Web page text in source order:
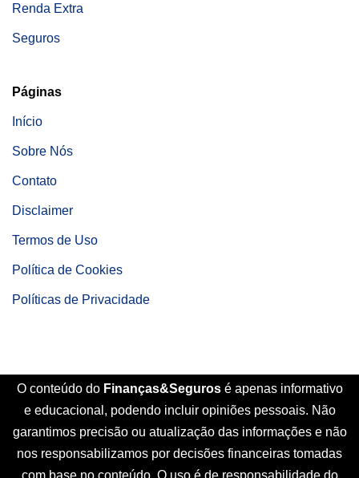
Renda Extra
Seguros
Páginas
Início
Sobre Nós
Contato
Disclaimer
Termos de Uso
Política de Cookies
Políticas de Privacidade
O conteúdo do Finanças&Seguros é apenas informativo
e educacional, podendo incluir opiniões pessoais. Não
garantimos precisão ou atualização das informações e não
nos responsabilizamos por decisões financeiras tomadas
com base no conteúdo. O uso é de responsabilidade do